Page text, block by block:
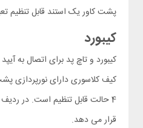
پشت کاور یک استند قابل تنظیم تعبیه شده که می توانید بین 100 تا 180 درجه زاویه
کیبورد
4 حالت قابل تنظیم است. در ردیف
قرار می دهد.